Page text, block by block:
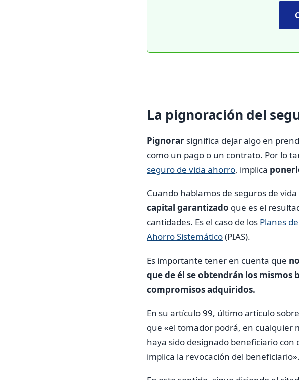
La pignoración del
Pignorar significa dejar algo en
como un pago o un contrato. Por lo
seguro de vida ahorro, implica
Cuando hablamos de seguros de
capital garantizado que es el
cantidades. Es el caso de los Planes
Ahorro Sistemático(PIAS).
Es importante tener en cuenta que
que de él se obtendrán los mismos
compromisos adquiridos.
En su artículo 99, último artículo
que «el tomador podrá, en cualquier
haya sido designado beneficiario
implica la revocación del beneficiario».